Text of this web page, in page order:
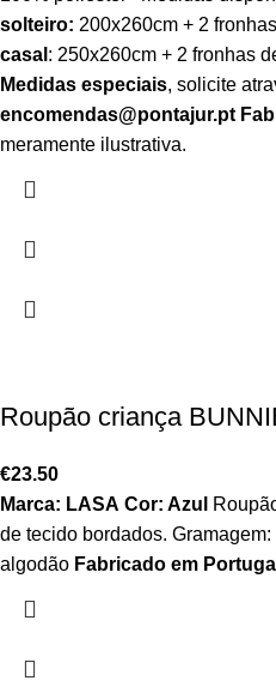
solteiro: 200x260cm + 2
casal : 250x260cm + 2 fronhas
Medidas especiais, solicite
encomendas@pontajur.pt
meramente ilustrativa.
Roupão criança
€23.50
Marca: LASA Cor: Azul
de tecido bordados. Gramagem:
algodão Fabricado em Portugal